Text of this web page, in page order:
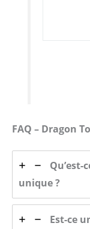
FAQ – Dragon
unique ?
Est-ce